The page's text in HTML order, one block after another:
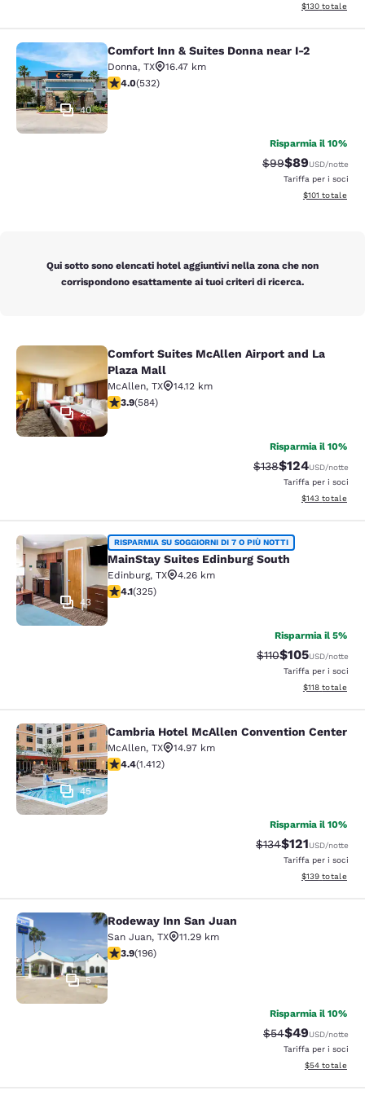
Visualizza i
$130 totale
Comfort Inn & Suites Donna near I-2
40
Comfort Inn & Suites Donna near I-2
Donna, TX
16.47 km
Valutazione di 3.99 stelle. Buono. 532 recensioni
4.0(532)
Risparmia il 10%
Tariffa di
$99Tariffa
$89USD/notte
Tariffa per i soci
Visualizza i
$101 totale
Qui sotto sono elencati hotel aggiuntivi nella zona che non
corrispondono esattamente ai tuoi criteri di ricerca.
Comfort Suites McAllen Airport and
29
Comfort Suites McAllen Airport and La
Plaza Mall
McAllen, TX
14.12 km
Valutazione di 3.94 stelle. Buono. 584 recensioni
3.9(584)
Risparmia il 10%
Tariffa di barratura:
$138Tariffa
$124USD/notte
Tariffa per i soci
Visualizza i
$143 totale
MainStay Suites Edinburg South
43
RISPARMIA SU SOGGIORNI DI 7 O PIÙ NOTTI
MainStay Suites Edinburg South
Edinburg, TX
4.26 km
Valutazione di 4.1 stelle. Molto buono. 325 recensioni
4.1(325)
Risparmia il 5%
Tariffa di
$110Tariffa
$105USD/notte
Tariffa per i soci
Visualizza i
$118 totale
Cambria Hotel McAllen Convention
45
Cambria Hotel McAllen Convention Center
McAllen, TX
14.97 km
Valutazione di 4.41 stelle. Ottimo. 1412 recensioni
4.4(1.412)
Risparmia il 10%
Tariffa di
$134Tariffa
$121USD/notte
Tariffa per i soci
Visualizza i
$139 totale
Rodeway Inn San Juan
5
Rodeway Inn San Juan
San Juan, TX
11.29 km
Valutazione di 3.91 stelle. Buono. 196 recensioni
3.9(196)
Risparmia il 10%
Tariffa di
$54Tariffa
$49USD/notte
Tariffa per i soci
Visualizza i
$54 totale